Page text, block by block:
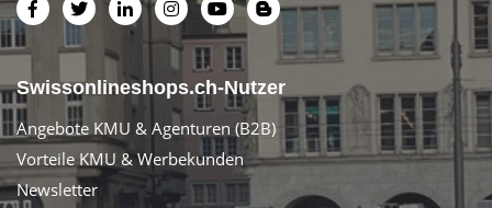
Swissonlineshops.ch-Nutzer
Angebote KMU & Agenturen (B2B)
Vorteile KMU & Werbekunden
Newsletter